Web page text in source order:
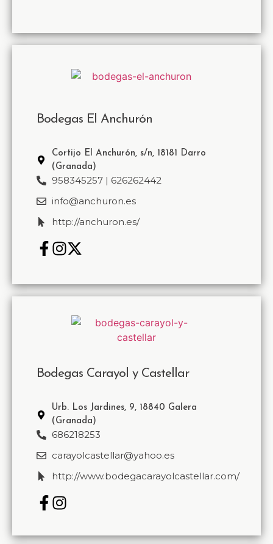
Bodegas El Anchurón
Cortijo El Anchurón, s/n, 18181 Darro
(Granada)
958345257 | 626262442
info@anchuron.es
http://anchuron.es/
Bodegas Carayol y Castellar
Urb. Los Jardines, 9, 18840 Galera
(Granada)
686218253
carayolcastellar@yahoo.es
http://www.bodegacarayolcastellar.com/